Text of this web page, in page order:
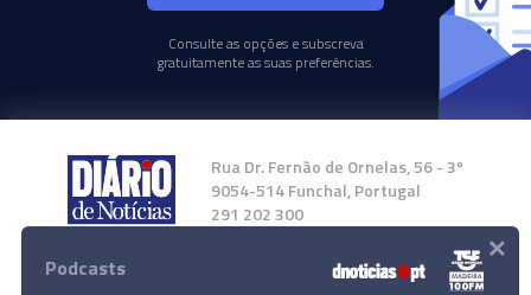
Consulte as opções e subscreva
gratuitamente as suas preferências.
Rua Dr. Fernão de Ornelas, 56 - 3º
9054-514 Funchal, Portugal
291 202 300
Instale a nossa App
Podcasts ×